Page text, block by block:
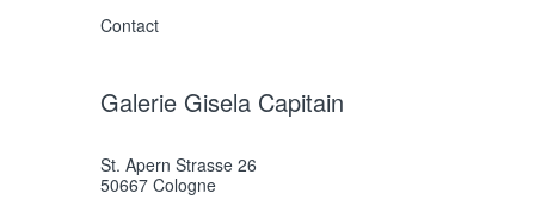
Contact
Galerie Gisela Capitain
St. Apern Strasse 26
50667 Cologne